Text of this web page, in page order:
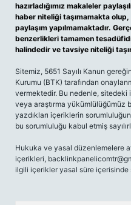
hazırladığımız makaleler
haber niteliği taşımamakta
paylaşım yapılmamaktadır.
benzerlikleri tamamen
halindedir ve tavsiye niteliği
Sitemiz, 5651 Sayılı Kanun
Kurumu (BTK) tarafından
vermektedir. Bu nedenle,
veya araştırma yükümlülüğümüz
yazdıkları içeriklerin
bu sorumluluğu kabul etmiş
Hukuka ve yasal düzenlemelere
içerikleri,
ilgili içerikler yasal süre içerisinde